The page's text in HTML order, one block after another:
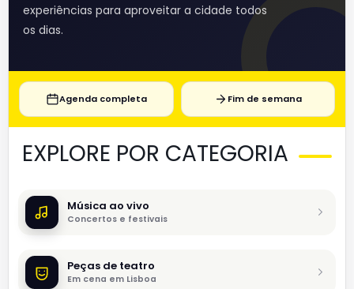
experiências para aproveitar a cidade todos
os dias.
Agenda completa Fim de semana
EXPLORE POR CATEGORIA
Música ao vivo
Concertos e festivais
Peças de teatro
Em cena em Lisboa